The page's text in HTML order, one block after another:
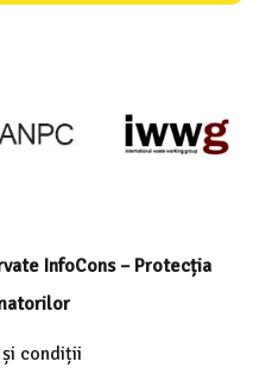
InfoCons – Protecția
condiții